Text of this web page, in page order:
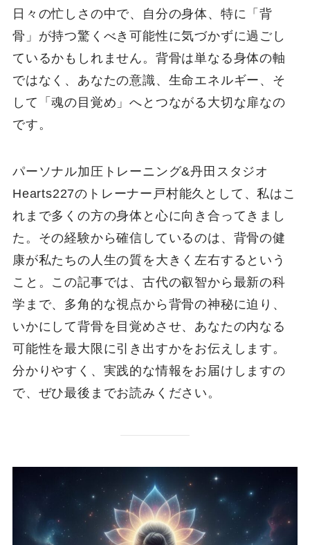
日々の忙しさの中で、自分の身体、特に「背
骨」が持つ驚くべき可能性に気づかずに過ごし
ているかもしれません。背骨は単なる身体の軸
ではなく、あなたの意識、生命エネルギー、そ
して「魂の目覚め」へとつながる大切な扉なの
です。
パーソナル加圧トレーニング&丹田スタジオ
Hearts227のトレーナー戸村能久として、私はこ
れまで多くの方の身体と心に向き合ってきまし
た。その経験から確信しているのは、背骨の健
康が私たちの人生の質を大きく左右するという
こと。この記事では、古代の叡智から最新の科
学まで、多角的な視点から背骨の神秘に迫り、
いかにして背骨を目覚めさせ、あなたの内なる
可能性を最大限に引き出すかをお伝えします。
分かりやすく、実践的な情報をお届けしますの
で、ぜひ最後までお読みください。